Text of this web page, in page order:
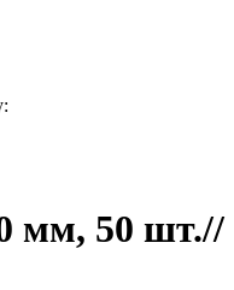
мм, 50 шт.//